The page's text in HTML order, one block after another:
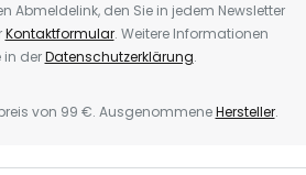
Abmeldelink, den Sie in jedem Newsletter
Kontaktformular. Weitere Informationen
in derDatenschutzerklärung.
von 99 €. AusgenommeneHersteller.